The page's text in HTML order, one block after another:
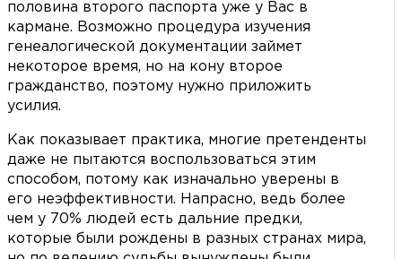
половина второго паспорта уже у Вас в
кармане. Возможно процедура изучения
генеалогической документации займет
некоторое время, но на кону второе
гражданство, поэтому нужно приложить
усилия.
Как показывает практика, многие претенденты
даже не пытаются воспользоваться этим
способом, потому как изначально уверены в
его неэффективности. Напрасно, ведь более
чем у 70% людей есть дальние предки,
которые были рождены в разных странах мира,